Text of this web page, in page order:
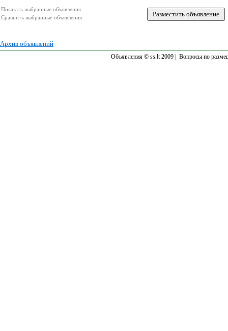
Показать выбранные объявления
Сравнить выбранные объявления
Архив объявлений
Объявления © ss.lt 2009 | Вопросы по